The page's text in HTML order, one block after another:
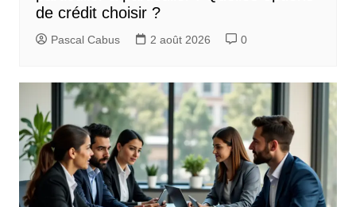
de crédit choisir ?
Pascal Cabus 2 août 2026 0